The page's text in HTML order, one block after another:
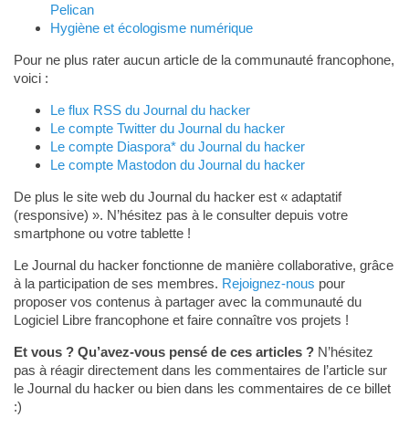
Pelican
Hygiène et écologisme numérique
Pour ne plus rater aucun article de la communauté francophone,
voici :
Le flux RSS du Journal du hacker
Le compte Twitter du Journal du hacker
Le compte Diaspora* du Journal du hacker
Le compte Mastodon du Journal du hacker
De plus le site web du Journal du hacker est « adaptatif
(responsive) ». N’hésitez pas à le consulter depuis votre
smartphone ou votre tablette !
Le Journal du hacker fonctionne de manière collaborative, grâce
à la participation de ses membres. Rejoignez-nous pour
proposer vos contenus à partager avec la communauté du
Logiciel Libre francophone et faire connaître vos projets !
Et vous ? Qu’avez-vous pensé de ces articles ?N’hésitez
pas à réagir directement dans les commentaires de l’article sur
le Journal du hacker ou bien dans les commentaires de ce billet
:)